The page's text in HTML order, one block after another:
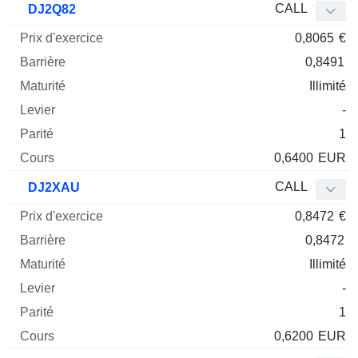
DJ2Q82 CALL
0,8065 €
0,8491
Illimité
-
1
0,6400 EUR
DJ2XAU CALL
0,8472 €
0,8472
Illimité
-
1
0,6200 EUR